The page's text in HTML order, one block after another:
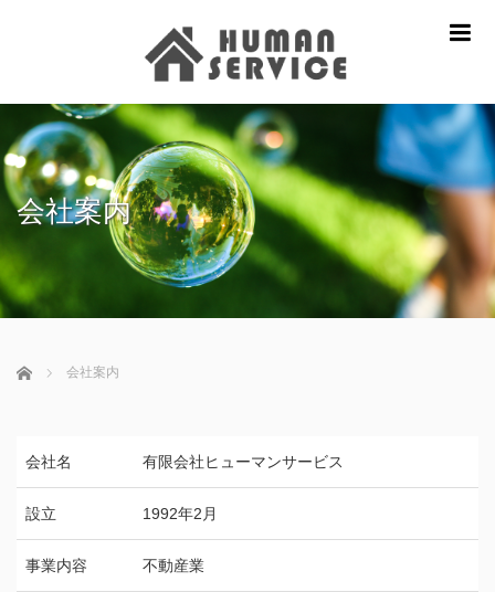
会社案内
ホーム 会社案内
会社名 有限会社ヒューマンサービス
設立 1992年2月
事業内容 不動産業